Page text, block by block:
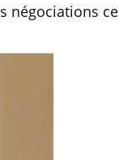
négociations ce